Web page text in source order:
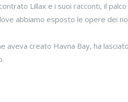
Lillax e i suoi racconti, il
abbiamo esposto le opere dei
creato Havna Bay, ha